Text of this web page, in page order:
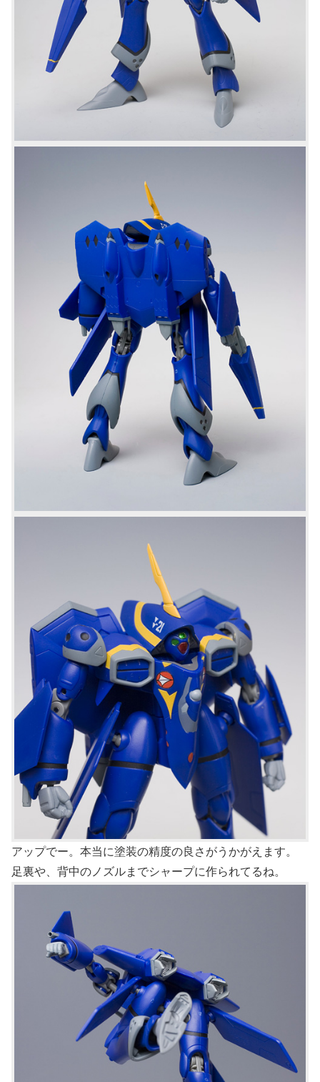
アップでー。本当に塗装の精度の良さがうかがえます。
足裏や、背中のノズルまでシャープに作られてるね。